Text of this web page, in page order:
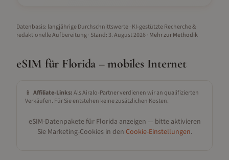
Datenbasis: langjährige Durchschnittswerte · KI-gestützte Recherche &
redaktionelle Aufbereitung· Stand: 3. August 2026· Mehr zur Methodik
eSIM für Florida – mobiles Internet
📱 Affiliate-Links:Als Airalo-Partner verdienen wir an qualifizierten
Verkäufen. Für Sie entstehen keine zusätzlichen Kosten.
eSIM-Datenpakete für Florida anzeigen — bitte aktivieren
Sie Marketing-Cookies in den Cookie-Einstellungen.